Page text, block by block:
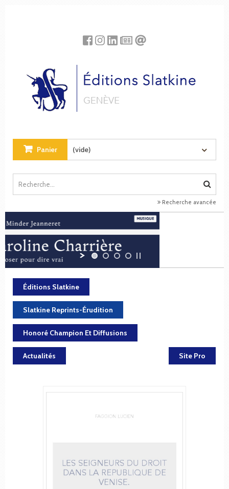
Panier (vide)
Recherche avancée
Éditions Slatkine
Slatkine Reprints-Érudition
Honoré Champion Et Diffusions
Actualités Site Pro